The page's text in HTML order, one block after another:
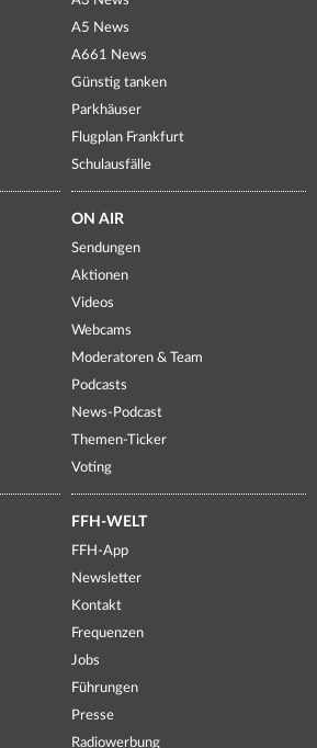
A5 News
A661 News
Günstig tanken
Parkhäuser
Flugplan Frankfurt
Schulausfälle
ON AIR
Sendungen
Aktionen
Videos
Webcams
Moderatoren & Team
Podcasts
News-Podcast
Themen-Ticker
Voting
FFH-WELT
FFH-App
Newsletter
Kontakt
Frequenzen
Jobs
Führungen
Presse
Radiowerbung